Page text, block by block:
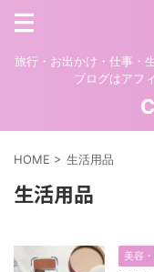
旅行・お出かけ・仕事・
ブログはアフ
HOME > 生活用品
生活用品
美容